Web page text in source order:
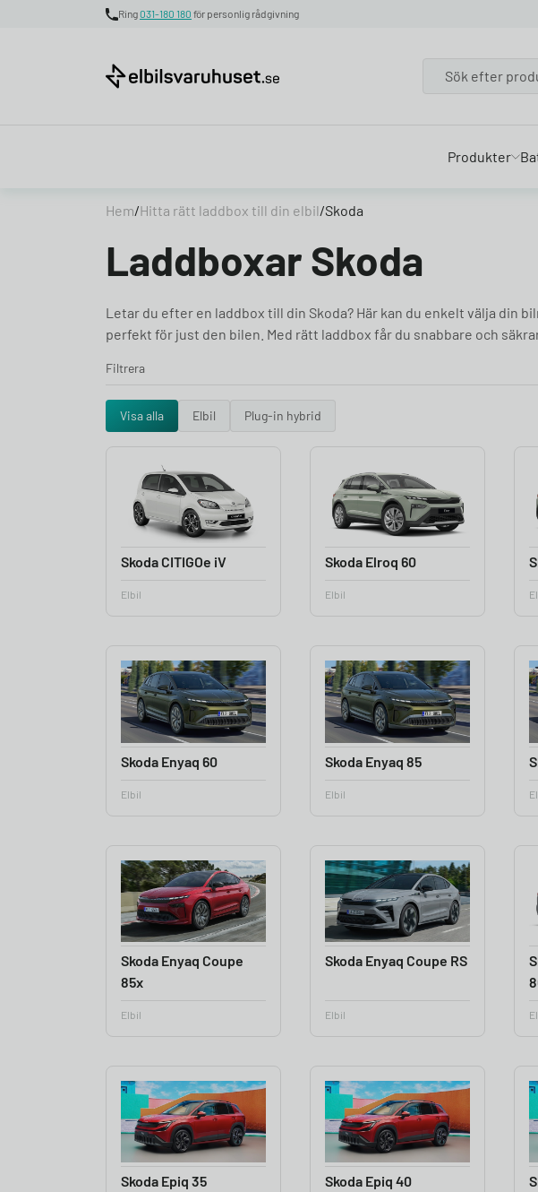
Ring031-180 180 för personlig rådgivning
Produkter
Hem/Hitta rätt laddbox till din elbil/Skoda
Laddboxar Skoda
Letar du efter en laddbox till din Skoda? Här kan du enkelt välja din
perfekt för just den bilen. Med rätt laddbox får du snabbare och
Filtrera
Visa alla Elbil Plug-in hybrid
Skoda CITIGOe iV
Elbil
Skoda Elroq 60
Elbil
Skoda Enyaq 60
Elbil
Skoda Enyaq 85
Elbil
Skoda Enyaq Coupe
85x
Elbil
Skoda Enyaq Coupe RS
Elbil
Skoda Epiq 35 Skoda Epiq 40